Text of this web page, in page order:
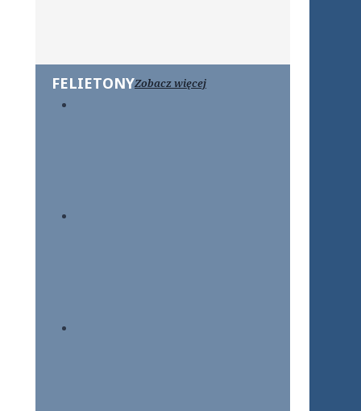
FELIETONYZobacz więcej